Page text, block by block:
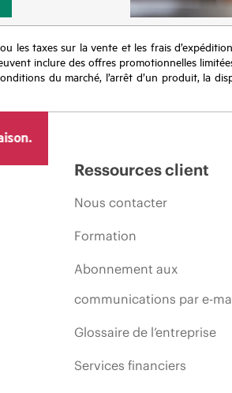
les taxes sur la vente et les frais
inclure des offres promotionnelles
du marché, l’arrêt d’un produit, la
Ressources client
Nous contacter
Formation
Abonnement aux
communications par e-
Glossaire de l’entreprise
Services financiers